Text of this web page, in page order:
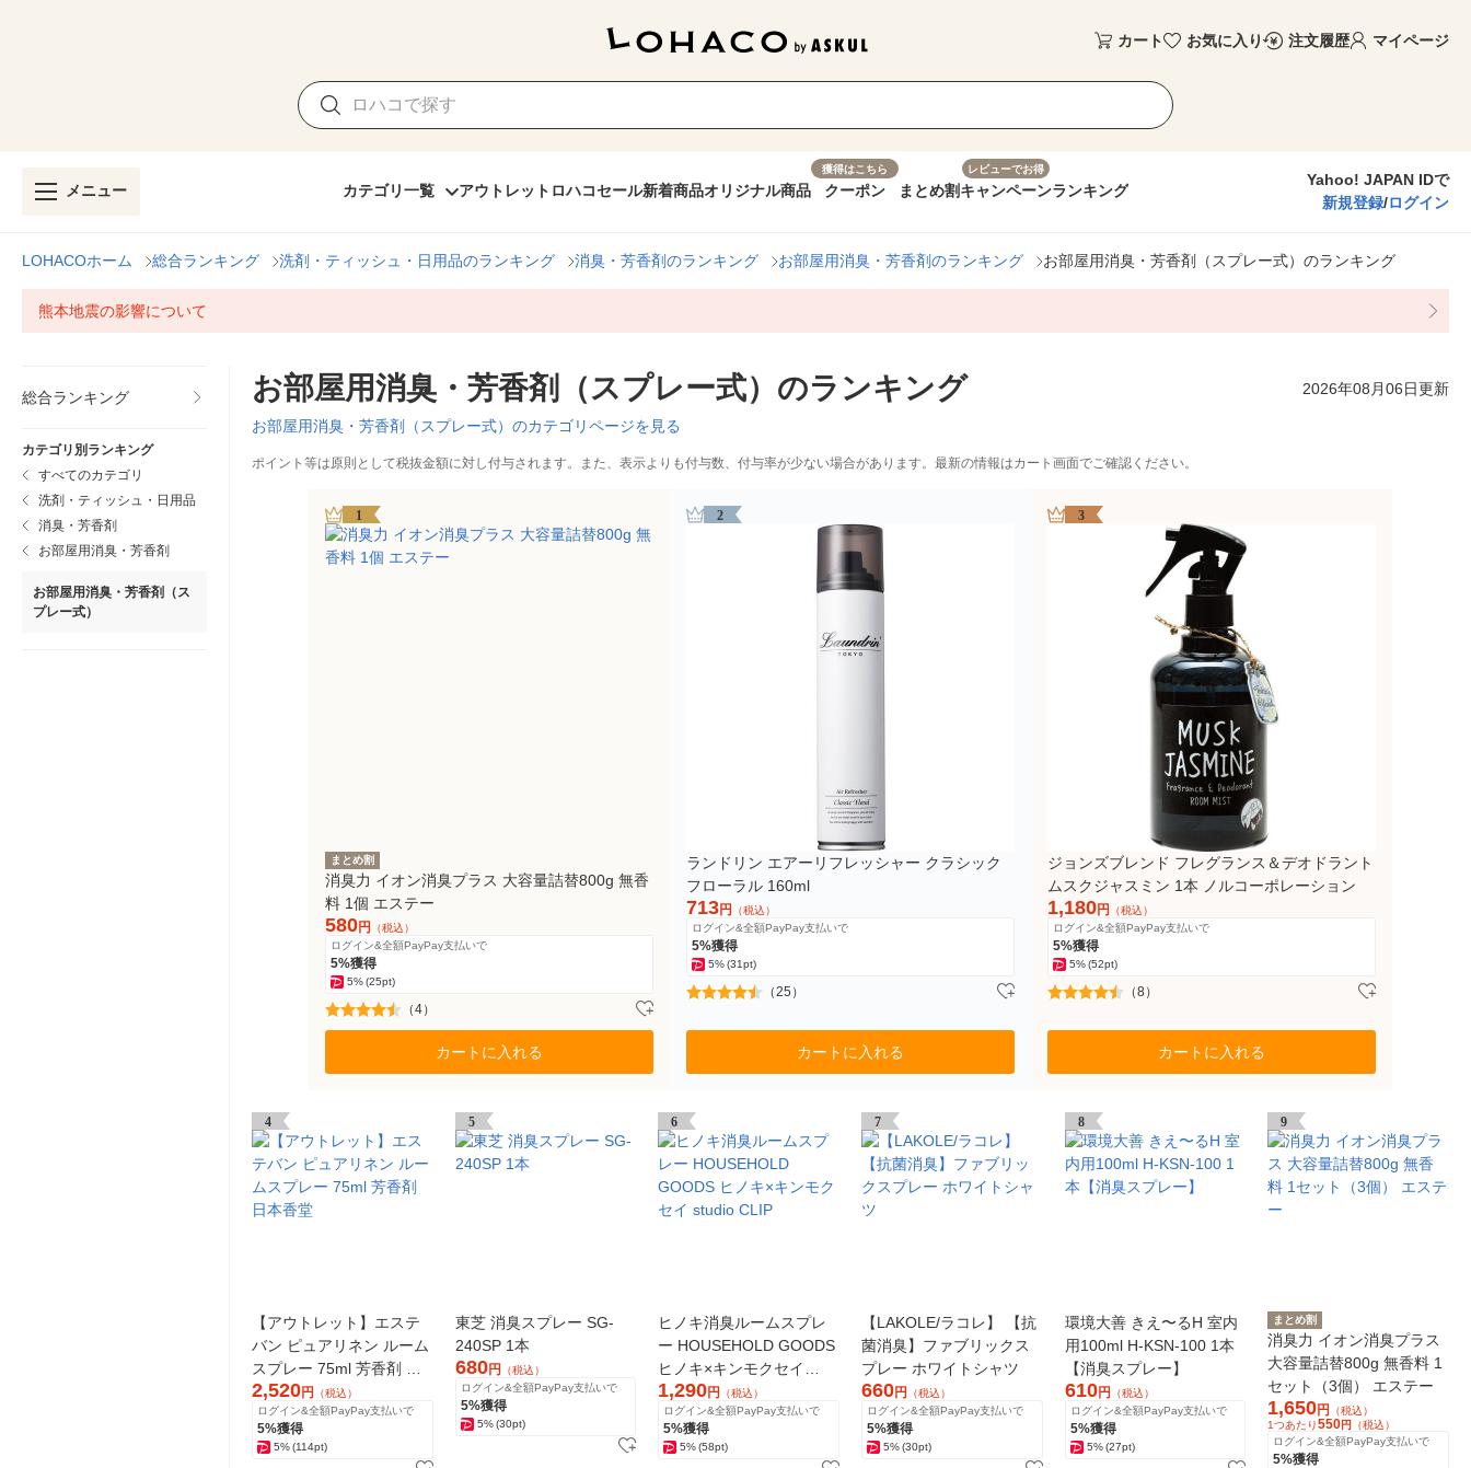
カート お気に入り 注文履歴 マイページ
メニュー カテゴリ一覧 アウトレット ロハコセール新着商品オリジナル商品
獲得はこちら
クーポン まとめ割
レビューでお得
キャンペーンランキング
Yahoo! JAPAN IDで
新規登録/ログイン
LOHACOホーム 総合ランキング 洗剤・ティッシュ・日用品のランキング 消臭・芳香剤のランキング お部屋用消臭・芳香剤のランキング お部屋用消臭・芳香剤（スプレー式）のランキング
熊本地震の影響について
総合ランキング
カテゴリ別ランキング
すべてのカテゴリ
洗剤・ティッシュ・日用品
消臭・芳香剤
お部屋用消臭・芳香剤
お部屋用消臭・芳香剤（ス
プレー式）
お部屋用消臭・芳香剤（スプレー式）のランキング 2026年08月06日更新
お部屋用消臭・芳香剤（スプレー式）のカテゴリページを見る
ポイント等は原則として税抜金額に対し付与されます。また、表示よりも付与数、付与率が少ない場合があります。最新の情報はカート画面でご確認ください。
1
まとめ割
消臭力 イオン消臭プラス 大容量詰替800g 無香
料 1個 エステー
580円
（税込）
ログイン&全額PayPay支払いで
5%獲得
5%(25pt)
（4）
カートに入れる
2
ランドリン エアーリフレッシャー クラシック
フローラル 160ml
713円
（税込）
ログイン&全額PayPay支払いで
5%獲得
5%(31pt)
（25）
カートに入れる
3
ジョンズブレンド フレグランス＆デオドラント
ムスクジャスミン 1本 ノルコーポレーション
1,180円
（税込）
ログイン&全額PayPay支払いで
5%獲得
5%(52pt)
（8）
カートに入れる
4
【アウトレット】エステ
バン ピュアリネン ルーム
スプレー 75ml 芳香剤 日
本香堂
2,520円 （税込）
ログイン&全額PayPay支払いで
5%獲得
5%(114pt)
5
東芝 消臭スプレー SG-
240SP 1本
680円 （税込）
ログイン&全額PayPay支払いで
5%獲得
5% (30pt)
6
ヒノキ消臭ルームスプレ
ー HOUSEHOLD GOODS
ヒノキ×キンモクセイ
studio CLIP
1,290円
（税込）
ログイン&全額PayPay支払いで
5%獲得
5% (58pt)
7
【LAKOLE/ラコレ】 【抗
菌消臭】ファブリックス
プレー ホワイトシャツ
660円 （税込）
ログイン&全額PayPay支払いで
5%獲得
5%(30pt)
8
環境大善 きえ〜るH 室内
用100ml H-KSN-100 1本
【消臭スプレー】
610円 （税込）
ログイン&全額PayPay支払いで
5%獲得
5% (27pt)
9
まとめ割
消臭力 イオン消臭プラス
大容量詰替800g 無香料 1
セット（3個） エステー
1,650円
（税込）
1つあたり550円
（税込）
ログイン&全額PayPay支払いで
5%獲得